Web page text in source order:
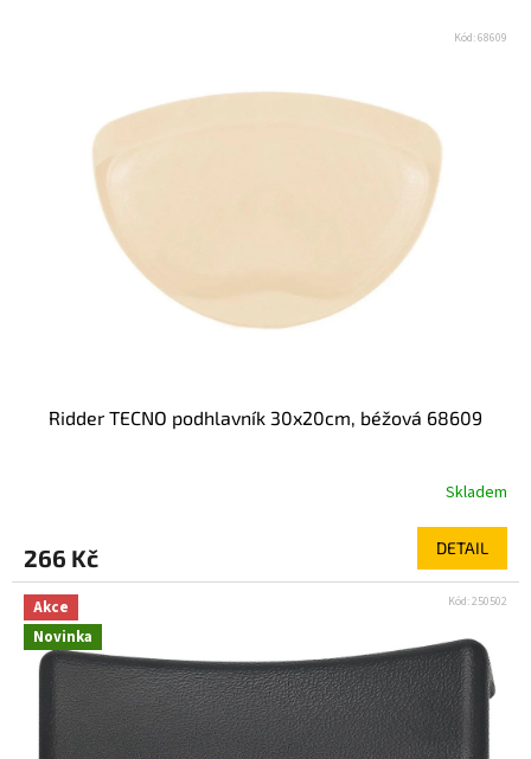
Ridder TECNO podhlavník 30x20cm, béžová 68609
Skladem
266 Kč DETAIL
Kód:68609
Akce
Novinka
Kód:250502